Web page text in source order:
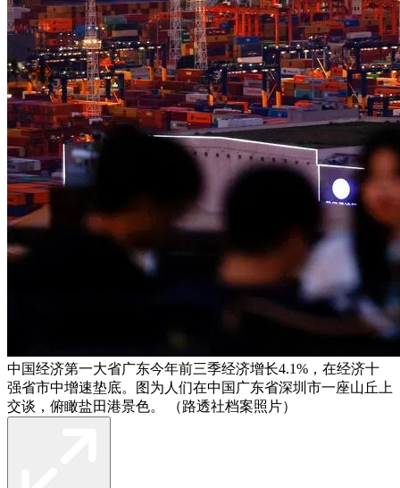
中国经济第一大省广东今年前三季经济增长4.1%，在经济十
强省市中增速垫底。图为人们在中国广东省深圳市一座山丘上
交谈，俯瞰盐田港景色。 （路透社档案照片）